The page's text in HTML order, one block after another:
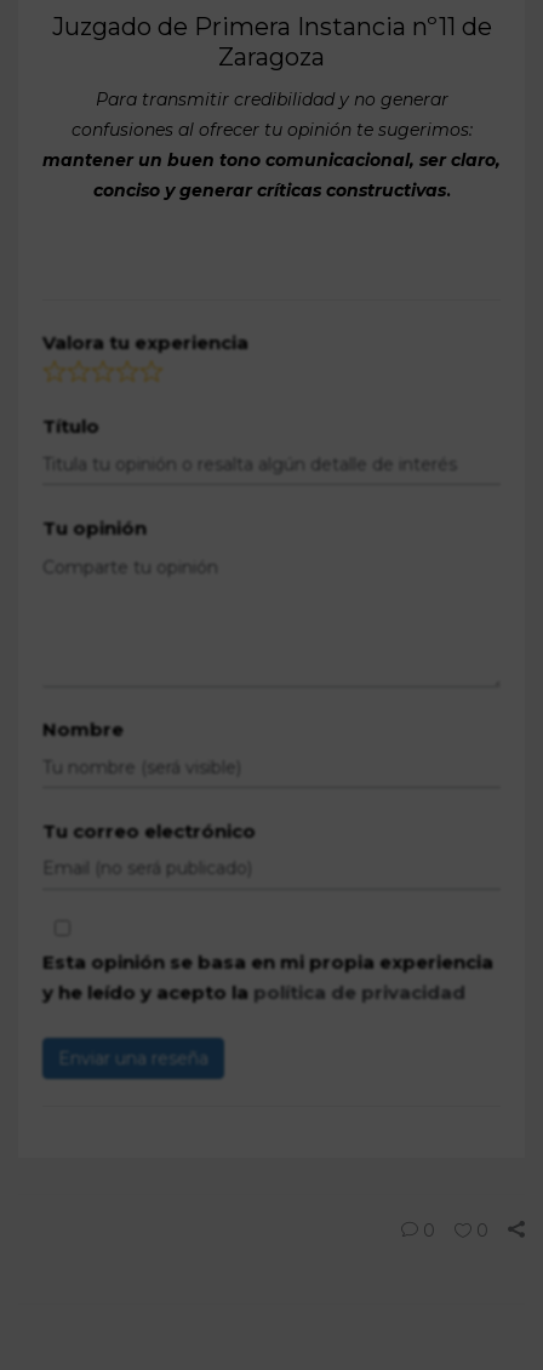
Juzgado de Primera Instancia nº11 de
Zaragoza
Para transmitir credibilidad y no generar
confusiones al ofrecer tu opinión te sugerimos:
mantener un buen tono comunicacional, ser claro,
conciso y generar críticas constructivas.
Valora tu experiencia
Título
Tu opinión
Nombre
Tu correo electrónico
Esta opinión se basa en mi propia experiencia
y he leído y acepto la política de privacidad
Enviar una reseña
0 0